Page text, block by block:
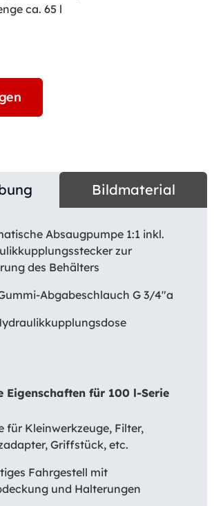
ca. 65 l
Bildmaterial
Absaugpumpe 1:1 inkl.
zur
des Behälters
Abgabeschlauch G 3/4″a
Eigenschaften für 100 l-Serie
für Kleinwerkzeuge, Filter,
Griffstück, etc.
Fahrgestell mit
und Halterungen